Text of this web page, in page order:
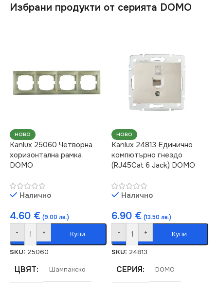
Избрани продукти от серията DOMO
НОВО
Kanlux 25060 Четворна
хоризонтална рамка
DOMO
Налично
4.60 € (9.00 лв.)
- + Купи
SKU: 25060
ЦВЯТ Шампанско
НОВО
Kanlux 24813 Единично
компютърно гнездо
(RJ45Cat 6 Jack) DOMO
Налично
6.90 € (13.50 лв.)
- + Купи
SKU: 24813
СЕРИЯ DOMO